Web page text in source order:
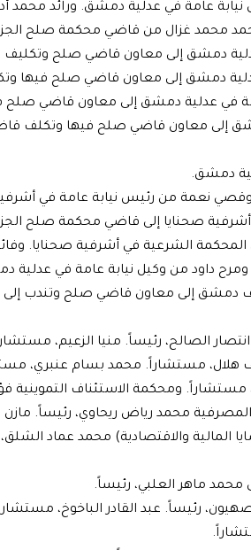
عامة في عدلية دمشق. ورائد محمد
محمد غزال من قاضي محكمة صلح
عدلية دمشق إلى معاون قاضي صلح
دمشق إلى معاون قاضي صلح فيها
في عدلية دمشق إلى معاون قاضي صلح
إلى معاون قاضي صلح فيها وتكلف
دمشق.
وقصي نعمة من رئيس نيابة عامة في
صحنايا إلى قاضي محكمة صلح
الشرعية في أشرفية صحنايا.
داود من وكيل نيابة عامة في عدلية
دمشق إلى معاون قاضي صلح وتندب إلى
الصالح، رئيساً. منيا الزعيم،
هلال، مستشاراً. محمد بسام عنبري،
مستشاراً. ومحكمة الاستئناف التموينية
محمد رياض ريحاوي، رئيساً. مازن
المالية والاقتصادية) محمد عماد الشلق،
ماهر العلبي، رئيساً.
رئيساً. عبد القادر الباخوخ،